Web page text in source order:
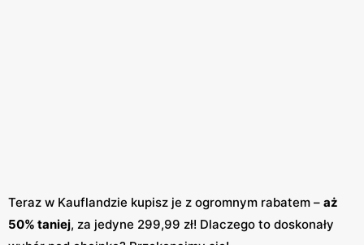
Teraz w Kauflandzie kupisz je z ogromnym rabatem – aż
50% taniej, za jedyne 299,99 zł! Dlaczego to doskonały